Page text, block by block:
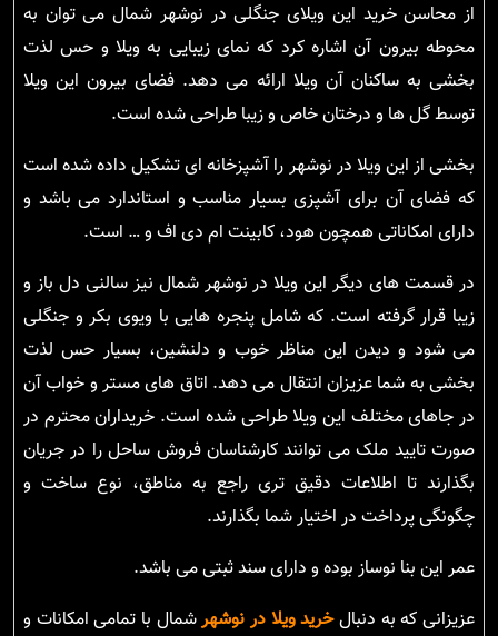
از محاسن خرید این ویلای جنگلی در نوشهر شمال می توان به
محوطه بیرون آن اشاره کرد که نمای زیبایی به ویلا و حس لذت
بخشی به ساکنان آن ویلا ارائه می دهد. فضای بیرون این ویلا
توسط گل ها و درختان خاص و زیبا طراحی شده است.
بخشی از این ویلا در نوشهر را آشپزخانه ای تشکیل داده شده است
که فضای آن برای آشپزی بسیار مناسب و استاندارد می باشد و
دارای امکاناتی همچون هود، کابینت ام دی اف و … است.
در قسمت های دیگر این ویلا در نوشهر شمال نیز سالنی دل باز و
زیبا قرار گرفته است. که شامل پنجره هایی با ویوی بکر و جنگلی
می شود و دیدن این مناظر خوب و دلنشین، بسیار حس لذت
بخشی به شما عزیزان انتقال می دهد. اتاق های مستر و خواب آن
در جاهای مختلف این ویلا طراحی شده است. خریداران محترم در
صورت تایید ملک می توانند کارشناسان فروش ساحل را در جریان
بگذارند تا اطلاعات دقیق تری راجع به مناطق، نوع ساخت و
چگونگی پرداخت در اختیار شما بگذارند.
عمر این بنا نوساز بوده و دارای سند ثبتی می باشد.
عزیزانی که به دنبالخرید ویلا در نوشهرشمال با تمامی امکانات و